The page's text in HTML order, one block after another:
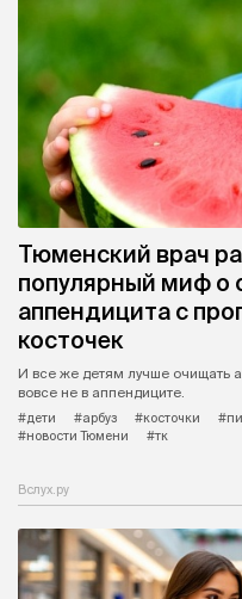
Тюменский врач
популярный миф о
аппендицита с
косточек
И все же детям лучше очищать
вовсе не в аппендиците.
#дети
#арбуз #косточки
#новости Тюмени
#тк
Вслух.ру